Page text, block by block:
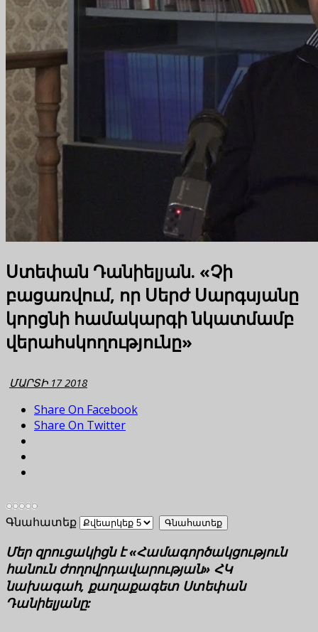
Ստեփան Դանիելյան. «Չի
բացառվում, որ Սերժ Սարգսյանը
կորցնի համակարգի նկատմամբ
վերահսկողությունը»
ՄԱՐՏԻ 17 2018
Share On Facebook
Share On Twitter
Գնահատեք
Մեր զրուցակիցն է «Համագործակցություն
հանուն ժողովրդավարության» ՀԿ
նախագահ, քաղաքագետ Ստեփան
Դանիելյանը: